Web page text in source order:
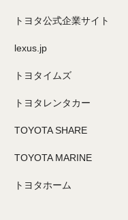
トヨタ公式企業サイト
lexus.jp
トヨタイムズ
トヨタレンタカー
TOYOTA SHARE
TOYOTA MARINE
トヨタホーム